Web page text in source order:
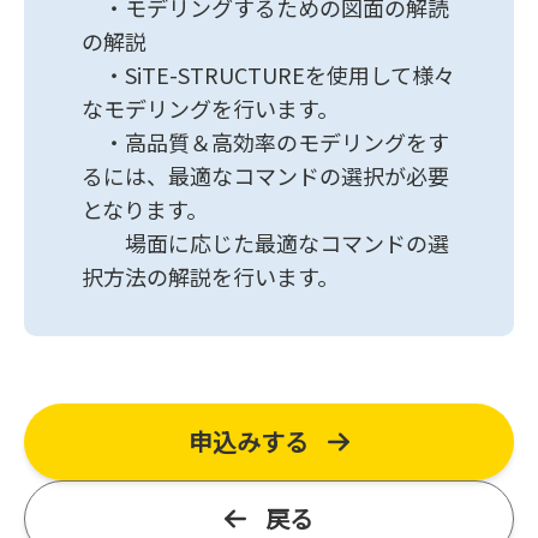
・モデリングするための図面の解読
の解説
・SiTE-STRUCTUREを使用して様々
なモデリングを行います。
・高品質＆高効率のモデリングをす
るには、最適なコマンドの選択が必要
となります。
場面に応じた最適なコマンドの選
択方法の解説を行います。
申込みする
戻る